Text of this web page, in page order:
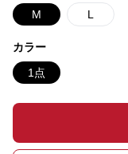
M L
カラー
1点